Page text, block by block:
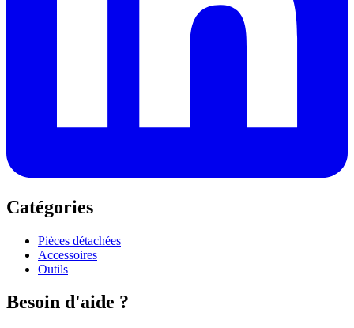
Catégories
Pièces détachées
Accessoires
Outils
Besoin d'aide ?